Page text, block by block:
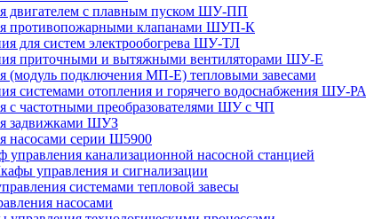
двигателем с плавным пуском ШУ-ПП
противопожарными клапанами ШУП-К
для систем электрообогрева ШУ-ТЛ
приточными и вытяжными вентиляторами ШУ-Е
(модуль подключения МП-Е) тепловыми завесами
системами отопления и горячего водоснабжения ШУ-РА
с частотными преобразователями ШУ с ЧП
задвижками ШУЗ
насосами серии Ш5900
канализационной насосной станцией
управления и сигнализации
системами тепловой завесы
насосами